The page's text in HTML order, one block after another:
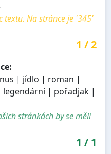
textu. Na stránce je '345'
1 /2
| jídlo | roman |
| pořadjak |
stránkách by se měli
1 / 1